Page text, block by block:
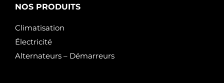
NOS PRODUITS
Climatisation
Électricité
Alternateurs – Démarreurs